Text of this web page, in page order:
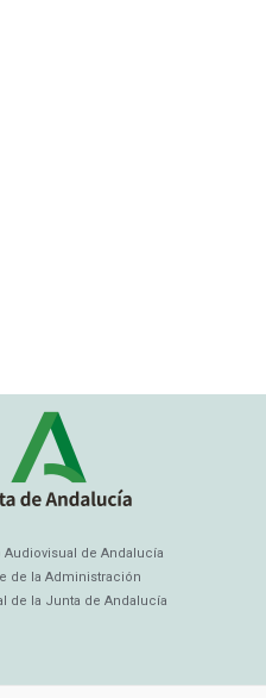
Audiovisual de Andalucía
de la Administración
de la Junta de Andalucía